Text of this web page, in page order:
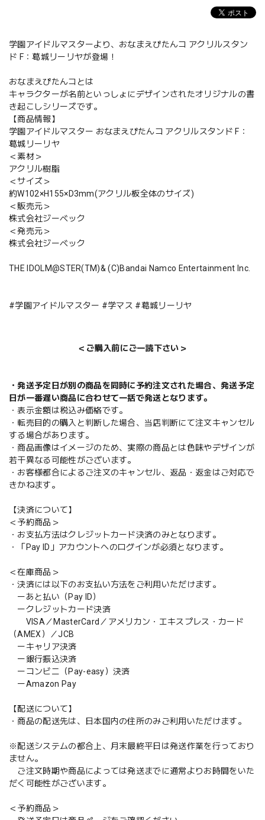
学園アイドルマスターより、おなまえぴたんコ アクリルスタン
ド F：葛城リーリヤが登場！
おなまえぴたんコとは
キャラクターが名前といっしょにデザインされたオリジナルの書
き起こしシリーズです。
【商品情報】
学園アイドルマスター おなまえぴたんコ アクリルスタンド F：
葛城リーリヤ
＜素材＞
アクリル樹脂
＜サイズ＞
約W102×H155×D3mm(アクリル板全体のサイズ)
＜販売元＞
株式会社ジーベック
＜発売元＞
株式会社ジーベック
THE IDOLM@STER(TM)& (C)Bandai Namco Entertainment Inc.
#学園アイドルマスター #学マス #葛城リーリヤ
＜ご購入前にご一読下さい＞
・発送予定日が別の商品を同時に予約注文された場合、発送予定
日が一番遅い商品に合わせて一括で発送となります。
・表示金額は税込み価格です。
・転売目的の購入と判断した場合、当店判断にて注文キャンセル
する場合があります。
・商品画像はイメージのため、実際の商品とは色味やデザインが
若干異なる可能性がございます。
・お客様都合によるご注文のキャンセル、返品・返金はご対応で
きかねます。
【決済について】
＜予約商品＞
・お支払方法はクレジットカード決済のみとなります。
・「Pay ID」アカウントへのログインが必須となります。
＜在庫商品＞
・決済には以下のお支払い方法をご利用いただけます。
ーあと払い（Pay ID）
ークレジットカード決済
VISA／MasterCard／アメリカン・エキスプレス・カード
（AMEX）／JCB
ーキャリア決済
ー銀行振込決済
ーコンビニ（Pay-easy）決済
ーAmazon Pay
【配送について】
・商品の配送先は、日本国内の住所のみご利用いただけます。
※配送システムの都合上、月末最終平日は発送作業を行っており
ません。
ご注文時期や商品によっては発送までに通常よりお時間をいた
だく可能性がございます。
＜予約商品＞